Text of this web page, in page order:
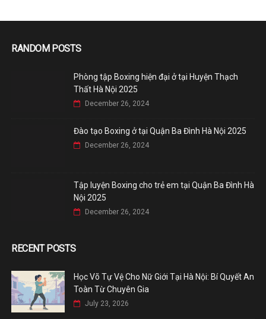
RANDOM POSTS
Phòng tập Boxing hiện đại ở tại Huyện Thạch
Thất Hà Nội 2025
December 26, 2024
Đào tạo Boxing ở tại Quận Ba Đình Hà Nội 2025
December 26, 2024
Tập luyện Boxing cho trẻ em tại Quận Ba Đình Hà
Nội 2025
December 26, 2024
RECENT POSTS
Học Võ Tự Vệ Cho Nữ Giới Tại Hà Nội: Bí Quyết An
Toàn Từ Chuyên Gia
July 23, 2026